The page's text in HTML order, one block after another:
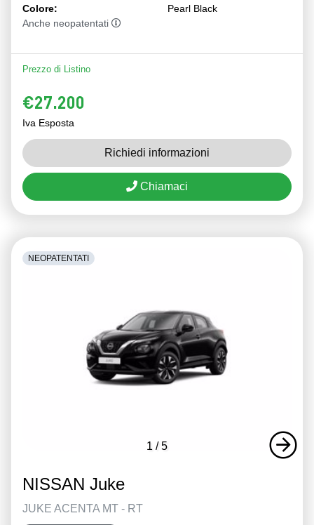
Colore:
Pearl Black
Anche neopatentati
Prezzo di Listino
€27.200
Iva Esposta
Richiedi informazioni
Chiamaci
1 /5
NEOPATENTATI
NISSAN Juke
JUKE ACENTA MT - RT